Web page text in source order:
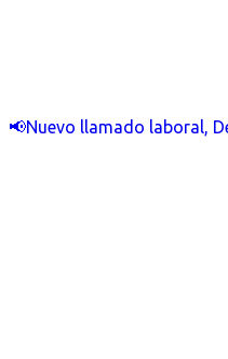
📢Nuevo llamado laboral,